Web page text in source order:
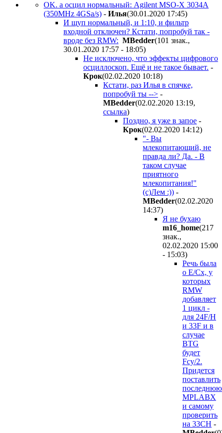
OK. а осцил нормальный: Agilent MSO-X 3034A
(350MHz 4GSa/s) - Илья(30.01.2020 17:45)
И щуп нормальный, и 1:10, и фильтр
входной отключен? Кстати, попробуй так -
вроде без RMW: MBedder(101 знак.,
30.01.2020 17:57 - 18:05)
Не исключено, что эффекты цифрового
осциллоскоп. Ещё и не такое бывает. -
Крок(02.02.2020 10:18)
Кстати, раз Илья в спячке,
попробуй ты --> -
MBedder(02.02.2020 13:19,
ссылка)
Поздно, я уже в запое -
Крок(02.02.2020 14:12)
"- Вы
млекопитающий, не
правда ли? Да. - В
таком случае
приятного
млекопитания!"
(с)Лем :)) -
MBedder(02.02.2020
14:37)
Я не бухаю
m16_home(217
знак.,
02.02.2020 15:00
- 15:03)
Речь была
о Е/Сх, у
которых
RMW
добавляет
1 цикл -
для 24F/H
и 33F и в
случае
BTG
будет
Fcy/2.
Придется
поставлить
последнюю
MPLABX
и самому
проверить
на 33СН -